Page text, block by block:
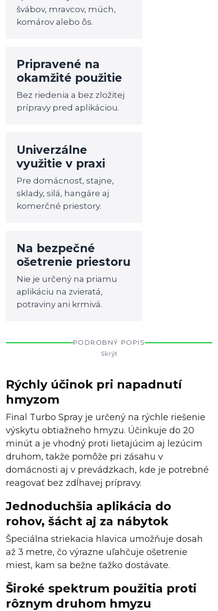
švábov, mravcov, múch,
komárov alebo ôs.
Pripravené na
okamžité použitie
Bez riedenia a bez zložitej
prípravy pred aplikáciou.
Univerzálne
využitie v praxi
Pre domácnosť, stajne,
sklady, silá, hangáre aj
komerčné priestory.
Na bezpečné
ošetrenie priestoru
Nie je určený na priamu
aplikáciu na zvieratá,
potraviny ani krmivá.
PODROBNÝ POPIS
Skrýt
Rýchly účinok pri napadnutí
hmyzom
Final Turbo Spray je určený na rýchle riešenie
výskytu obtiažneho hmyzu. Účinkuje do 20
minút a je vhodný proti lietajúcim aj lezúcim
druhom, takže pomôže pri zásahu v
domácnosti aj v prevádzkach, kde je potrebné
reagovať bez zdĺhavej prípravy.
Jednoduchšia aplikácia do
rohov, šácht aj za nábytok
Špeciálna striekacia hlavica umožňuje dosah
až 3 metre, čo výrazne uľahčuje ošetrenie
miest, kam sa bežne ťažko dostávate.
Široké spektrum použitia proti
rôznym druhom hmyzu